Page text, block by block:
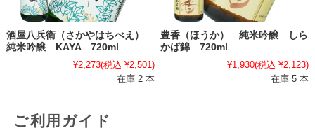
酒屋八兵衛（さかやはちべえ）
純米吟醸 KAYA 720ml
¥2,273(税込 ¥2,501)
在庫 2 本
豊香（ほうか） 純米吟醸 しら
かば錦 720ml
¥1,930(税込 ¥2,123)
在庫 5 本
ご利用ガイド